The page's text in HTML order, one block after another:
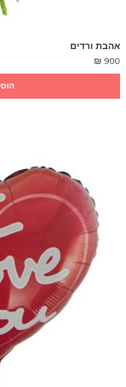
אהבת ורדים
900
₪